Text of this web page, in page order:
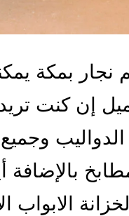
بمكة
إن كنت
بالإضافة